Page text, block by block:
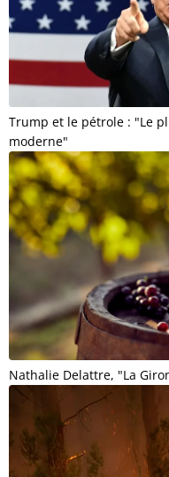
Trump et le pétrole : "Le
moderne"
Nathalie Delattre, "La